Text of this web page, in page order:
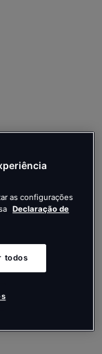
as configurações
Declaração de
todos